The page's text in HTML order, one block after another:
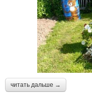
читать дальше →